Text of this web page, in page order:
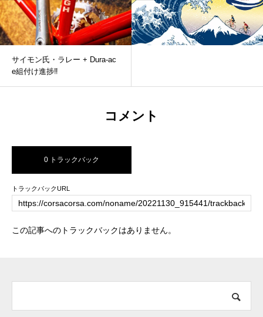
サイモン氏・ラレー + Dura-ac
e組付け進捗‼
コメント
0 トラックバック
トラックバックURL
この記事へのトラックバックはありません。